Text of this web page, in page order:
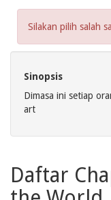
Silakan pilih salah
Sinopsis
Dimasa ini setiap
art
Daftar